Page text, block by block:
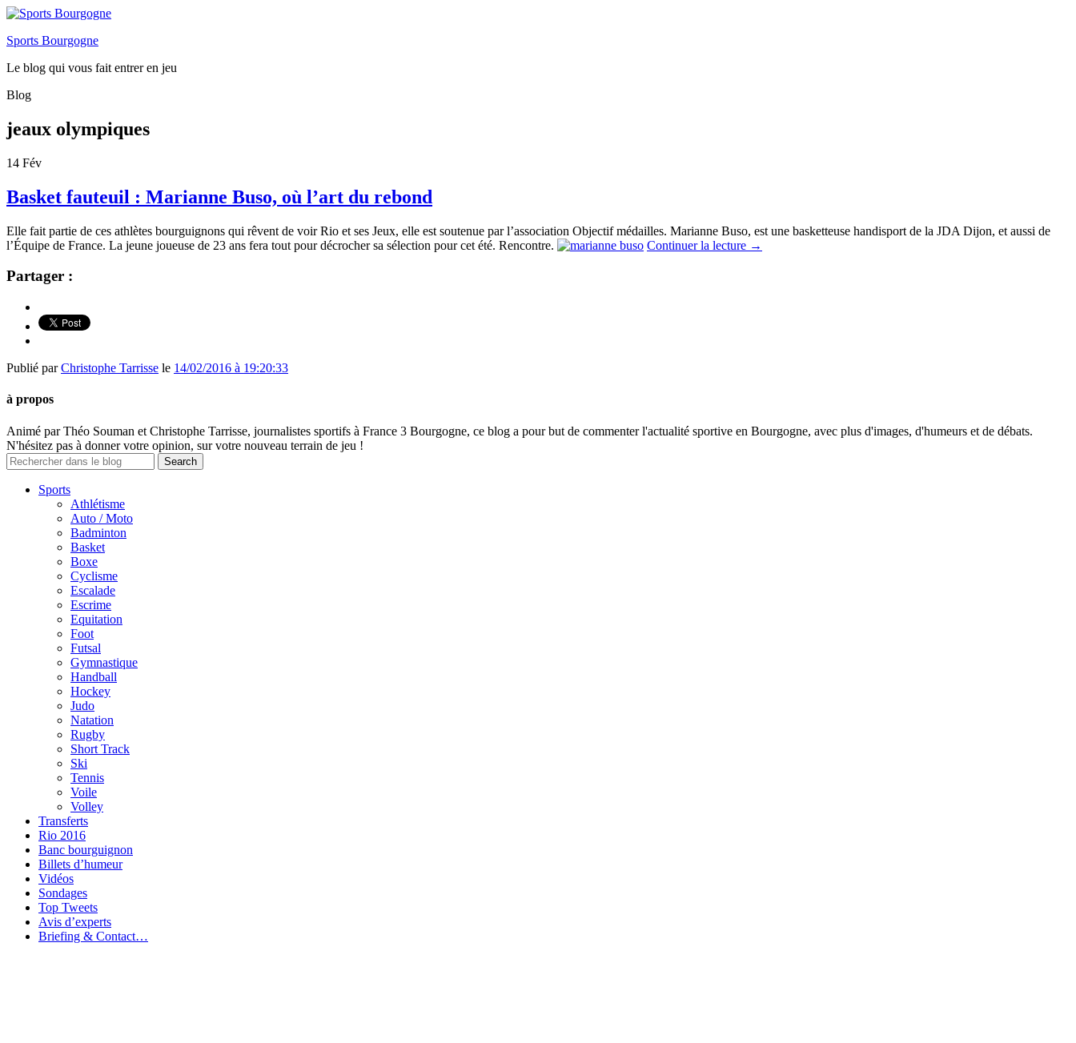
Sports Bourgogne
Le blog qui vous fait entrer en jeu
Blog
jeaux olympiques
14 Fév
Basket fauteuil : Marianne Buso, où l’art du rebond
Elle fait partie de ces athlètes bourguignons qui rêvent de voir Rio et ses Jeux, elle est soutenue par l’association Objectif médailles. Marianne Buso, est une basketteuse handisport de la JDA Dijon, et aussi de
l’Équipe de France. La jeune joueuse de 23 ans fera tout pour décrocher sa sélection pour cet été. Rencontre.
Continuer la lecture →
Partager :
Publié parChristophe Tarrisse le 14/02/2016 à 19:20:33
à propos
Animé par Théo Souman et Christophe Tarrisse, journalistes sportifs à France 3 Bourgogne, ce blog a pour but de commenter l'actualité sportive en Bourgogne, avec plus d'images, d'humeurs et de débats.
N'hésitez pas à donner votre opinion, sur votre nouveau terrain de jeu !
Sports
Athlétisme
Auto / Moto
Badminton
Basket
Boxe
Cyclisme
Escalade
Escrime
Equitation
Foot
Futsal
Gymnastique
Handball
Hockey
Judo
Natation
Rugby
Short Track
Ski
Tennis
Voile
Volley
Transferts
Rio 2016
Banc bourguignon
Billets d’humeur
Vidéos
Sondages
Top Tweets
Avis d’experts
Briefing & Contact…